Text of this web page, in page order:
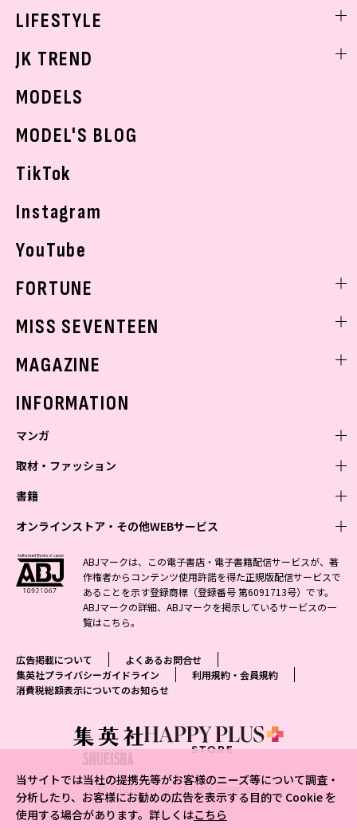
当サイトでは当社の提携先等がお客様のニーズ等について調査・
分析したり、お客様にお勧めの広告を表示する目的で Cookie を
使用する場合があります。詳しくはこちら
ボディケア
学校ヘアメイク
K-POP
LIFESTYLE
モデルの購入品
JK TREND
MODELS
MODEL'S BLOG
TikTok
Instagram
YouTube
FORTUNE
MISS SEVENTEEN
MAGAZINE
INFORMATION
マンガ
少年マンガ
Vジャンプ
最強ジャンプ
少年ジャンプ+
ジャンプTOON
ジャンプルーキー！
S-MANGA
集英社コミック文庫
青年マンガ
ZEBRACK
S-MANGA
集英社ジャンプリミックス
週刊ヤングジャンプ
ヤングジャンプ定期購読デジタル
となりのヤングジャンプ
グランドジャンプ
ウルトラジャンプ
少女マンガ
ZEBRACK
S-MANGA
集英社コミック文庫
マーガレット
別冊マーガレット
リマコミ
マンガMeets
女性マンガ
ジャンプTOON
集英社コミック文庫
マンガMee公式サイト
リマコミ
office YOU
取材・ファッション
ファッション・美容
BAILA
MAQUIA
eclat
T JAPAN
MEN'S NON-NO
集英社オンライン
芸能・情報・スポーツ
週プレNEWS
週プレ グラジャパ!
書籍
文芸・文庫・総合
小説すばる
集英社 文芸ステーション
web 集英社文庫
アジア人物史
学芸・ノンフィクション・新書
1日5分で、明日は変わる よみタイ yomitai
集英社学芸部 - 学芸・ノンフィクション
集英社ビジネス書
集英社新書プラス - 知の水先案内人
kotoba
情報・知識＆オピニオン imidas
ライトノベル・ノベライズ
集英社オレンジ文庫
JUMP j-BOOKS
ダッシュエックス文庫公式サイト
集英社Webマガジン コバルト
集英社の児童図書 S-KIDS.LAND
オンラインストア・その他WEBサービス
オンラインストア
OTO
SHUEISHA MANGA-ART HERITAGE
ジャンプキャラクターズストア
HAPPY PLUS STORE
SHUEISHA VOX
LEEマルシェ
eclat premium
mirabella homme
zakka market
その他WEBサービス
集英社アドナビ
集英社エディターズ・ラボ
ABJマークは、この電子書店・電子書籍配信サービスが、著
作権者からコンテンツ使用許諾を得た正規版配信サービスで
あることを示す登録商標（登録番号 第6091713号）です。
ABJマークの詳細、ABJマークを掲示しているサービスの一
覧はこちら。
広告掲載について
よくあるお問合せ
集英社プライバシーガイドライン
利用規約・会員規約
消費税総額表示についてのお知らせ
© SHUEISHA Inc. All Right Reserved.